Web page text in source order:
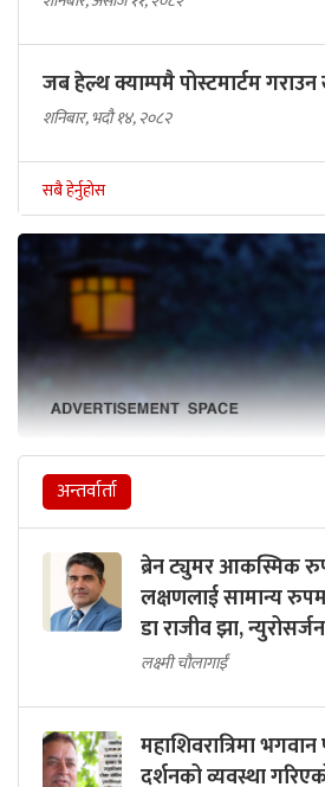
जब हेल्थ क्याम्पमै पोस्टमार्टम
शनिबार, भदौ १४, २०८२
सबै हेर्नुहोस
अन्तर्वार्ता
ब्रेन ट्युमर आकस्मिक
लक्षणलाई सामान्य
डा राजीव झा, न्युरोसर्जन
लक्ष्मी चौलागाईं
महाशिवरात्रिमा
दर्शनको व्यवस्था